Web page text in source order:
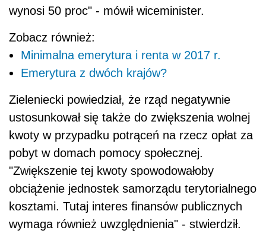
wynosi 50 proc" - mówił wiceminister.
Zobacz również:
Minimalna emerytura i renta w 2017 r.
Emerytura z dwóch krajów?
Zieleniecki powiedział, że rząd negatywnie
ustosunkował się także do zwiększenia wolnej
kwoty w przypadku potrąceń na rzecz opłat za
pobyt w domach pomocy społecznej.
"Zwiększenie tej kwoty spowodowałoby
obciążenie jednostek samorządu terytorialnego
kosztami. Tutaj interes finansów publicznych
wymaga również uwzględnienia" - stwierdził.